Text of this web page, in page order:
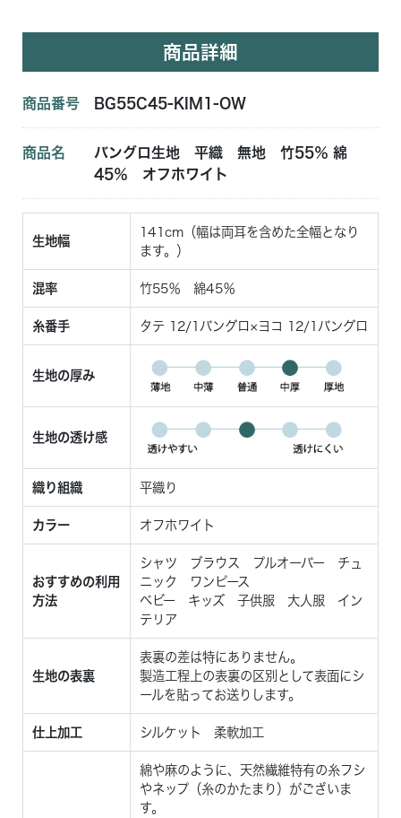
商品詳細
商品番号 BG55C45-KIM1-OW
商品名
バングロ生地 平織 無地 竹55％ 綿
45％ オフホワイト
生地幅
141cm（幅は両耳を含めた全幅となり
ます。）
混率 竹55％ 綿45％
糸番手 タテ 12/1バングロ×ヨコ 12/1バングロ
生地の厚み
生地の透け感
織り組織 平織り
カラー オフホワイト
おすすめの利用
方法
シャツ ブラウス プルオーバー チュ
ニック ワンピース
ベビー キッズ 子供服 大人服 イン
テリア
生地の表裏
表裏の差は特にありません。
製造工程上の表裏の区別として表面にシ
ールを貼ってお送りします。
仕上加工 シルケット 柔軟加工
綿や麻のように、天然繊維特有の糸フシ
やネップ（糸のかたまり）がございま
す。